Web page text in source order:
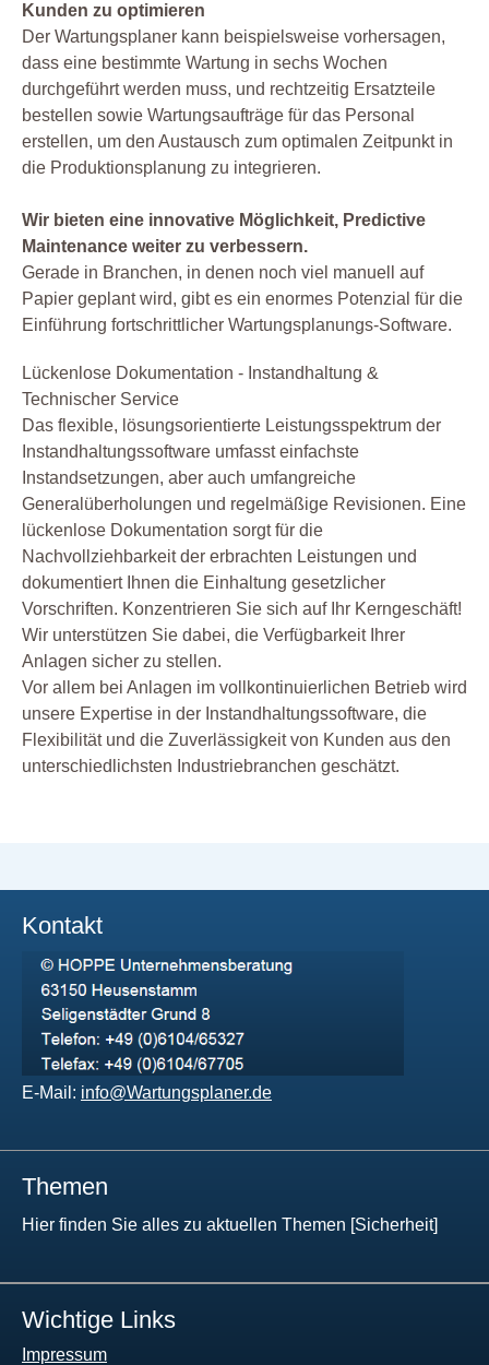
Unterweisung
Wartung
Werkstatt
Zertifizierung
Kunden zu optimieren
Der Wartungsplaner kann beispielsweise vorhersagen,
dass eine bestimmte Wartung in sechs Wochen
durchgeführt werden muss, und rechtzeitig Ersatzteile
bestellen sowie Wartungsaufträge für das Personal
erstellen, um den Austausch zum optimalen Zeitpunkt in
die Produktionsplanung zu integrieren.
Wir bieten eine innovative Möglichkeit, Predictive
Maintenance weiter zu verbessern.
Gerade in Branchen, in denen noch viel manuell auf
Papier geplant wird, gibt es ein enormes Potenzial für die
Einführung fortschrittlicher Wartungsplanungs-Software.
Lückenlose Dokumentation - Instandhaltung &
Technischer Service
Das flexible, lösungsorientierte Leistungsspektrum der
Instandhaltungssoftware umfasst einfachste
Instandsetzungen, aber auch umfangreiche
Generalüberholungen und regelmäßige Revisionen. Eine
lückenlose Dokumentation sorgt für die
Nachvollziehbarkeit der erbrachten Leistungen und
dokumentiert Ihnen die Einhaltung gesetzlicher
Vorschriften. Konzentrieren Sie sich auf Ihr Kerngeschäft!
Wir unterstützen Sie dabei, die Verfügbarkeit Ihrer
Anlagen sicher zu stellen.
Vor allem bei Anlagen im vollkontinuierlichen Betrieb wird
unsere Expertise in der Instandhaltungssoftware, die
Flexibilität und die Zuverlässigkeit von Kunden aus den
unterschiedlichsten Industriebranchen geschätzt.
Kontakt
E-Mail: info@Wartungsplaner.de
Themen
Hier finden Sie alles zu aktuellen Themen [Sicherheit]
Wichtige Links
Impressum